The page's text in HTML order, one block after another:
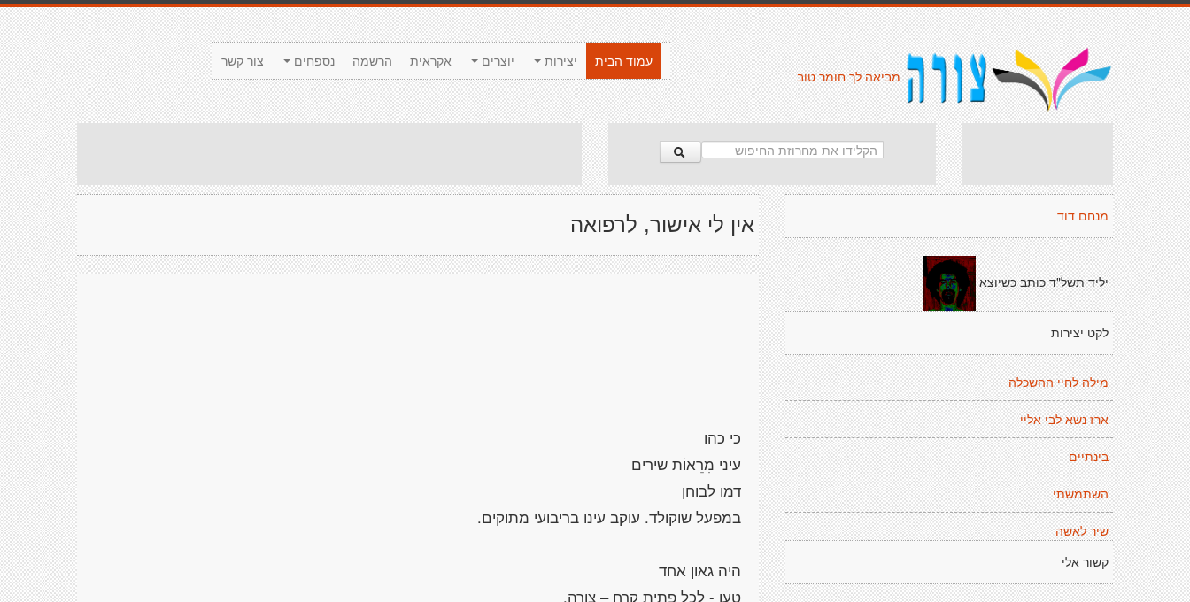
צור קשר נספחים הרשמה אקראית יוצרים יצירות
עמוד הבית
מביאה לך חומר טוב.
אין לי אישור, לרפואה מנחם דוד
יליד תשל"ד כותב כשיוצא
לקט יצירות
מילה לחיי ההשכלה
ארז נשא לבי אליי
בינתיים
השתמשתי
שיר לאשה
קשור אלי